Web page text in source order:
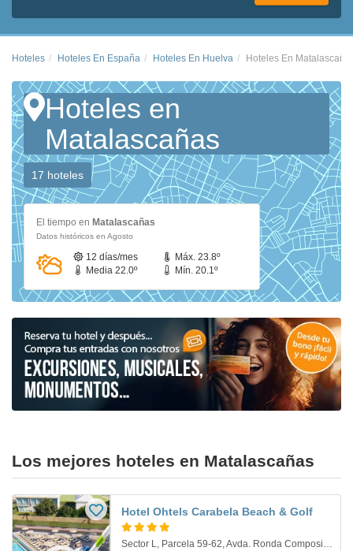
Hoteles Hoteles En España Hoteles En Huelva Hoteles En
Hoteles en
Matalascañas
17 hoteles
El tiempo en Matalascañas
Datos históricos en Agosto
12 días/mes
Máx. 23.8º
Media 22.0º
Mín. 20.1º
Los mejores hoteles en Matalascañas
Hotel Ohtels Carabela Beach & Golf
Sector L, Parcela 59-62, Avda. Ronda Compositor Sorozabal. Matalascañas